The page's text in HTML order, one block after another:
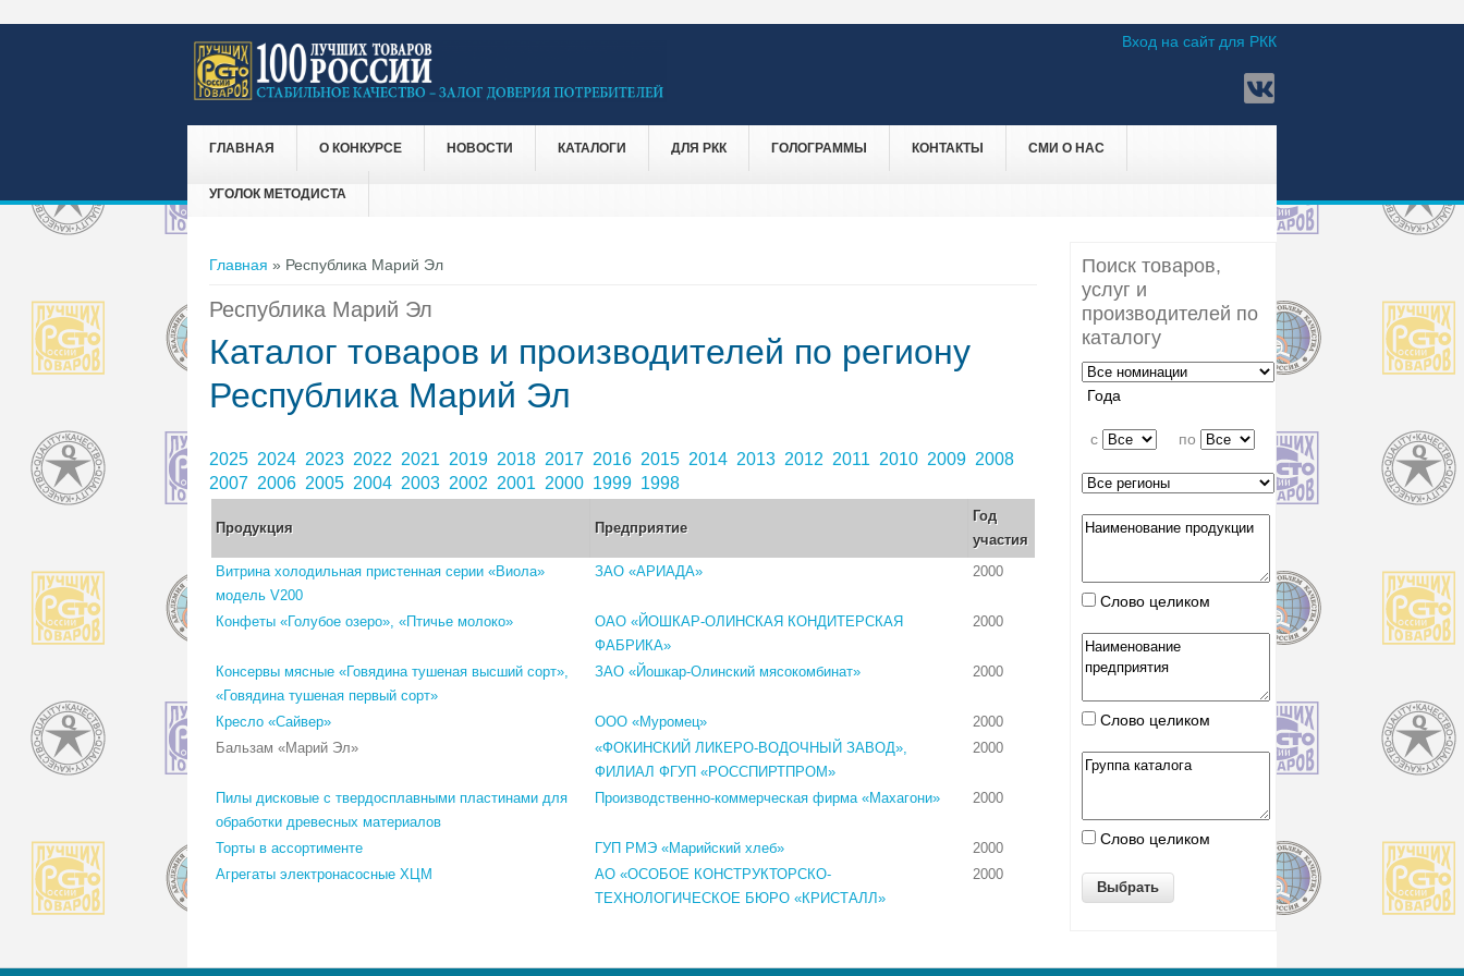
Вход на сайт для РКК
ГЛАВНАЯ О КОНКУРСЕ НОВОСТИ КАТАЛОГИ ДЛЯ РКК ГОЛОГРАММЫ КОНТАКТЫ СМИ О НАС
УГОЛОК МЕТОДИСТА
Вы здесь
Главная » Республика Марий Эл
Республика Марий Эл
Каталог товаров и производителей по региону
Республика Марий Эл
2025 2024 2023 2022 2021 2019 2018 2017 2016 2015 2014 2013 2012 2011 2010 2009 2008
2007 2006 2005 2004 2003 2002 2001 2000 1999 1998
Продукция Предприятие
Год
участия
Витрина холодильная пристенная серии «Виола»
модель V200
ЗАО «АРИАДА» 2000
Конфеты «Голубое озеро», «Птичье молоко»
ОАО «ЙОШКАР-ОЛИНСКАЯ КОНДИТЕРСКАЯ
ФАБРИКА»
2000
Консервы мясные «Говядина тушеная высший сорт»,
«Говядина тушеная первый сорт»
ЗАО «Йошкар-Олинский мясокомбинат» 2000
Кресло «Сайвер» ООО «Муромец»
2000
Бальзам «Марий Эл»
«ФОКИНСКИЙ ЛИКЕРО-ВОДОЧНЫЙ ЗАВОД»,
ФИЛИАЛ ФГУП «РОССПИРТПРОМ»
2000
Пилы дисковые с твердосплавными пластинами для
обработки древесных материалов
Производственно-коммерческая фирма «Махагони» 2000
Торты в ассортименте ГУП РМЭ «Марийский хлеб»
2000
Агрегаты электронасосные ХЦМ
АО «ОСОБОЕ КОНСТРУКТОРСКО-
ТЕХНОЛОГИЧЕСКОЕ БЮРО «КРИСТАЛЛ»
2000
Поиск товаров,
услуг и
производителей по
каталогу
Года
c по
Слово целиком
Слово целиком
Слово целиком